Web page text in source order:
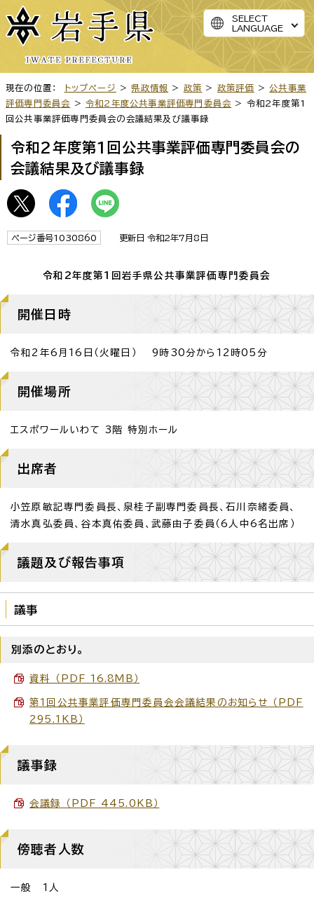
SELECT
LANGUAGE
現在の位置： トップページ > 県政情報 > 政策 > 政策評価 >公共事業
評価専門委員会
>令和2年度公共事業評価専門委員会 > 令和2年度第1
回公共事業評価専門委員会の会議結果及び議事録
令和2年度第1回公共事業評価専門委員会の
会議結果及び議事録
ページ番号1030860 更新日 令和2年7月8日
令和2年度第1回岩手県公共事業評価専門委員会
開催日時
令和2年6月16日（火曜日） 9時30分から12時05分
開催場所
エスポワールいわて 3階 特別ホール
出席者
小笠原敏記専門委員長、泉桂子副専門委員長、石川奈緒委員、
清水真弘委員、谷本真佑委員、武藤由子委員（6人中6名出席）
議題及び報告事項
議事
別添のとおり。
資料 （PDF 16.8MB）
第1回公共事業評価専門委員会会議結果のお知らせ （PDF
295.1KB）
議事録
会議録 （PDF 445.0KB）
傍聴者人数
一般 1人